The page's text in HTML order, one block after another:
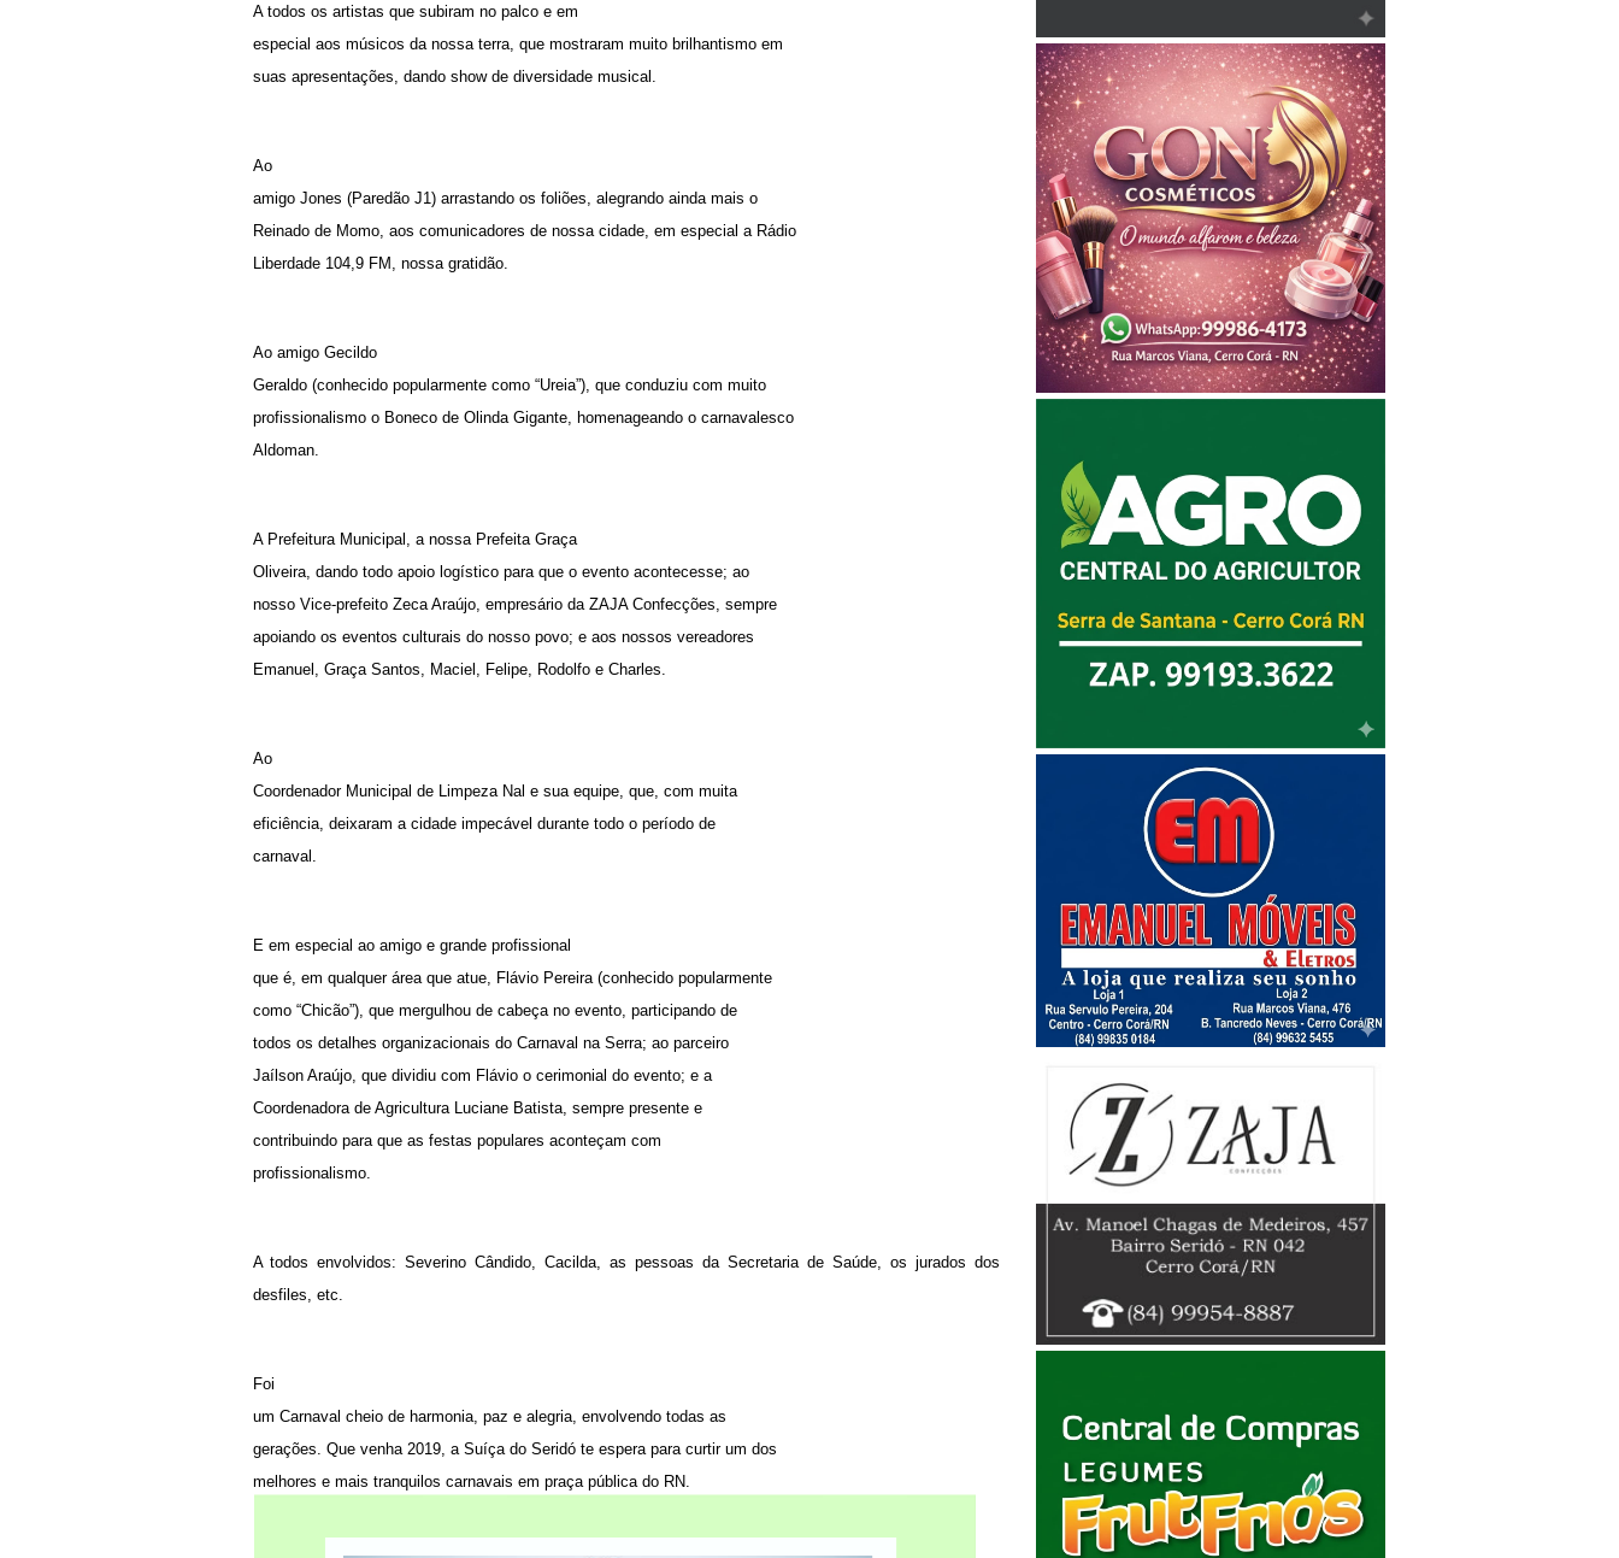
A todos os artistas que subiram no palco e em
especial aos músicos da nossa terra, que mostraram muito brilhantismo em
suas apresentações, dando show de diversidade musical.
Ao
amigo Jones (Paredão J1) arrastando os foliões, alegrando ainda mais o
Reinado de Momo, aos comunicadores de nossa cidade, em especial a Rádio
Liberdade 104,9 FM, nossa gratidão.
Ao amigo Gecildo
Geraldo (conhecido popularmente como “Ureia”), que conduziu com muito
profissionalismo o Boneco de Olinda Gigante, homenageando o carnavalesco
Aldoman.
A Prefeitura Municipal, a nossa Prefeita Graça
Oliveira, dando todo apoio logístico para que o evento acontecesse; ao
nosso Vice-prefeito Zeca Araújo, empresário da ZAJA Confecções, sempre
apoiando os eventos culturais do nosso povo; e aos nossos vereadores
Emanuel, Graça Santos, Maciel, Felipe, Rodolfo e Charles.
Ao
Coordenador Municipal de Limpeza Nal e sua equipe, que, com muita
eficiência, deixaram a cidade impecável durante todo o período de
carnaval.
E em especial ao amigo e grande profissional
que é, em qualquer área que atue, Flávio Pereira (conhecido popularmente
como “Chicão”), que mergulhou de cabeça no evento, participando de
todos os detalhes organizacionais do Carnaval na Serra; ao parceiro
Jaílson Araújo, que dividiu com Flávio o cerimonial do evento; e a
Coordenadora de Agricultura Luciane Batista, sempre presente e
contribuindo para que as festas populares aconteçam com
profissionalismo.
A todos envolvidos: Severino Cândido, Cacilda, as pessoas da Secretaria de Saúde, os jurados dos
desfiles, etc.
Foi
um Carnaval cheio de harmonia, paz e alegria, envolvendo todas as
gerações. Que venha 2019, a Suíça do Seridó te espera para curtir um dos
melhores e mais tranquilos carnavais em praça pública do RN.